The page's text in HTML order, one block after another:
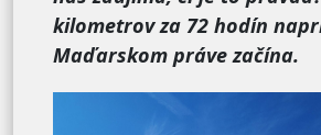
kilometrov za 72 hodín
Maďarskom práve začína.